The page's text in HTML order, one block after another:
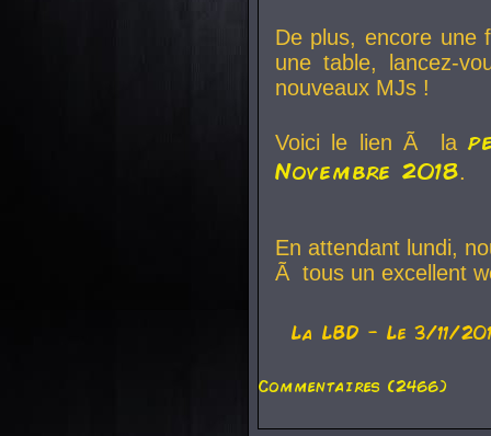
De plus, encore une
une table, lancez-
nouveaux MJs !
Voici le lien Ã la
Novembre 2018.
En attendant lundi,
Ã tous un excellent
La LBD - Le 3/11/
Commentaires (2466)